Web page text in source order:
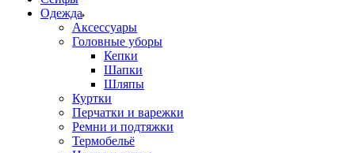
Одежда
Аксессуары
Головные уборы
Кепки
Шапки
Шляпы
Куртки
Перчатки и варежки
Ремни и подтяжки
Термобельё